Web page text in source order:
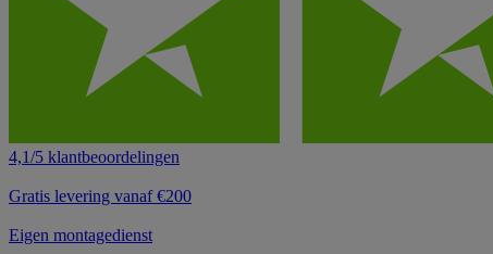
4,1/5 klantbeoordelingen
Gratis levering vanaf €200
Eigen montagedienst